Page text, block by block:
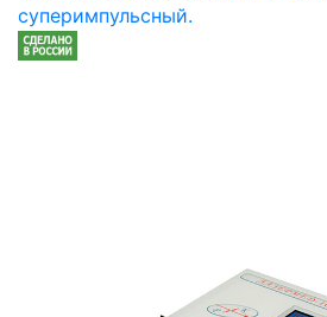
суперимпульсный.